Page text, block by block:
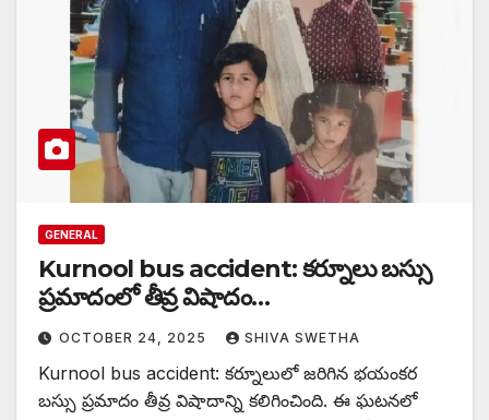
GENERAL
Kurnool bus accident: కర్నూలు బస్సు
ప్రమాదంలో తీవ్ర విషాదం…
OCTOBER 24, 2025 SHIVA SWETHA
Kurnool bus accident: కర్నూలులో జరిగిన భయంకర
బస్సు ప్రమాదం తీవ్ర విషాదాన్ని కలిగించింది. ఈ ఘటనలో